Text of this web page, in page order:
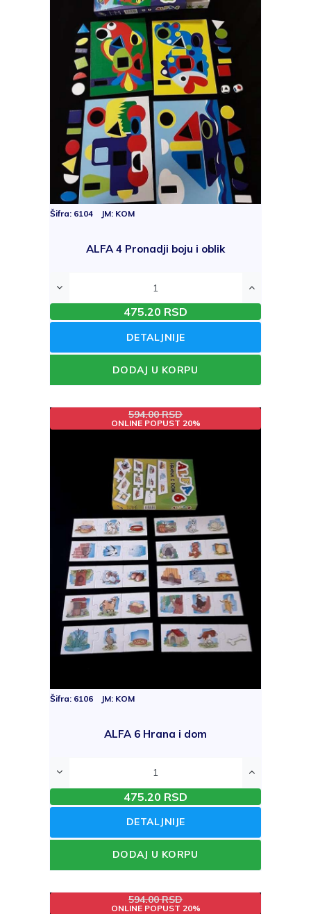
Šifra: 6104 JM: KOM
ALFA 4 Pronadji boju i oblik
475.20 RSD
DETALJNIJE
DODAJ U KORPU
Šifra: 6106 JM: KOM
ALFA 6 Hrana i dom
594.00 RSD
ONLINE POPUST 20%
475.20 RSD
DETALJNIJE
DODAJ U KORPU
594.00 RSD
ONLINE POPUST 20%